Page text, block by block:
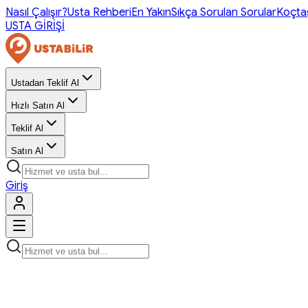
Nasıl Çalışır?Usta RehberiEn YakınSıkça Sorulan Sorular
USTA GİRİŞİ
Ustadan Teklif Al
Hızlı Satın Al
Teklif Al
Satın Al
Giriş